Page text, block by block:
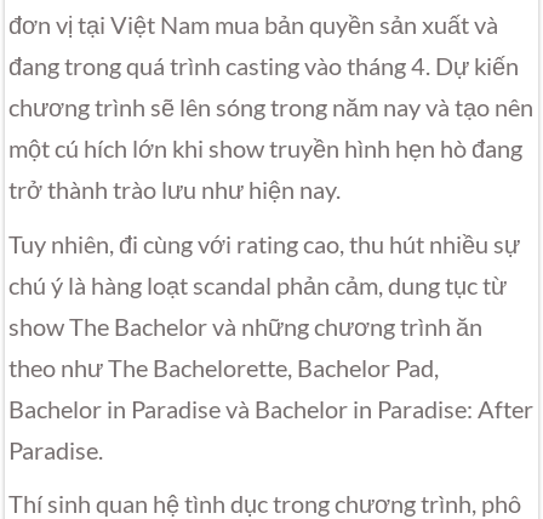
đơn vị tại Việt Nam mua bản quyền sản xuất và
đang trong quá trình casting vào tháng 4. Dự kiến
chương trình sẽ lên sóng trong năm nay và tạo nên
một cú hích lớn khi show truyền hình hẹn hò đang
trở thành trào lưu như hiện nay.
Tuy nhiên, đi cùng với rating cao, thu hút nhiều sự
chú ý là hàng loạt scandal phản cảm, dung tục từ
show The Bachelor và những chương trình ăn
theo như The Bachelorette, Bachelor Pad,
Bachelor in Paradise và Bachelor in Paradise: After
Paradise.
Thí sinh quan hệ tình dục trong chương trình, phô